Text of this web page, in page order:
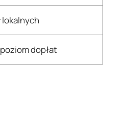
lokalnych
dopłat